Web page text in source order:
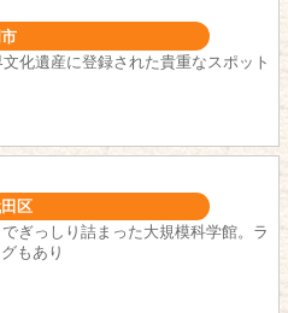
化遺産に登録された貴重なスポット
区
ぎっしり詰まった大規模科学館。ラ
もあり